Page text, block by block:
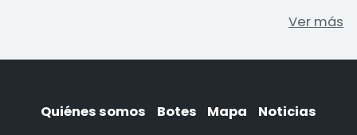
Ver más
Quiénes somos Botes Mapa
Noticias